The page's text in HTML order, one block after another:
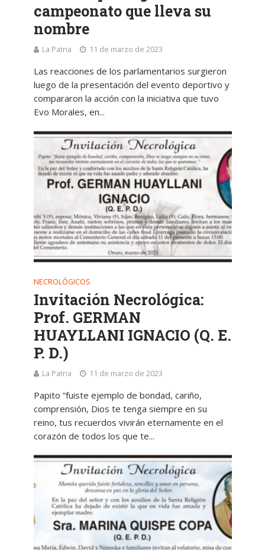
campeonato que lleva su
nombre
La Patria 11 de marzo de 2023
Las reacciones de los parlamentarios surgieron
luego de la presentación del evento deportivo y
compararon la acción con la iniciativa que tuvo
Evo Morales, en...
NECROLÓGICOS
Invitación Necrológica:
Prof. GERMAN
HUAYLLANI IGNACIO (Q. E.
P. D.)
La Patria 11 de marzo de 2023
Papito “fuiste ejemplo de bondad, cariño,
comprensión, Dios te tenga siempre en su
reino, tus recuerdos vivirán eternamente en el
corazón de todos los que te...